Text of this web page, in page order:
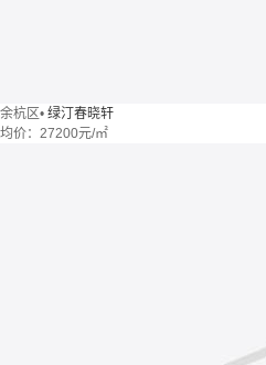
余杭区• 绿汀春晓轩
均价： 27200元/㎡